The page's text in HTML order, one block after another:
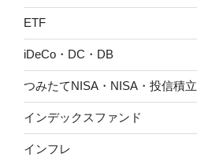
ETF
iDeCo・DC・DB
つみたてNISA・NISA・投信積立
インデックスファンド
インフレ